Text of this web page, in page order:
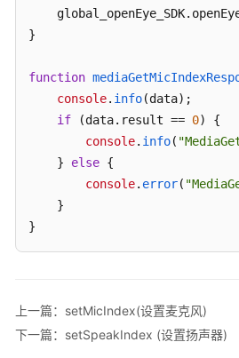
接
成
（JS）
席
成
叫
理
    global_openEye_SDK.
}
function
console. info(data);
if (data. result == 0) {
console. info(
    }
else {
console. error(
    }
}
上一篇：setMicIndex(设置麦克风)
下一篇：setSpeakIndex (设置扬声器)